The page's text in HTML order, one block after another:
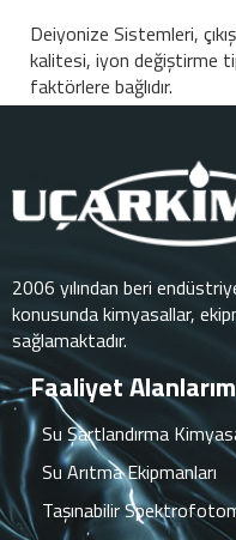
Deiyonize Sistemleri,
kalitesi, iyon değiştirme
faktörlere bağlıdır.
2006 yılından beri
konusunda kimyasallar,
sağlamaktadır.
Faaliyet
Su Şartlandırma
Su Arıtma Ekipmanları
Taşınabilir